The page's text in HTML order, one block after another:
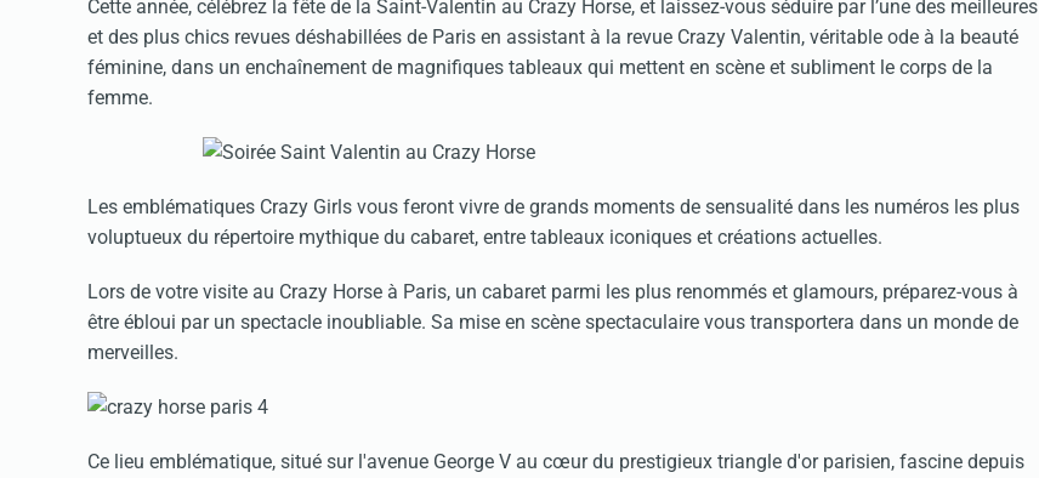
Cette année, célébrez la fête de la Saint-Valentin au Crazy Horse, et laissez-vous séduire par l’une des meilleures
et des plus chics revues déshabillées de Paris en assistant à la revue Crazy Valentin, véritable ode à la beauté
féminine, dans un enchaînement de magnifiques tableaux qui mettent en scène et subliment le corps de la
femme.
Les emblématiques Crazy Girls vous feront vivre de grands moments de sensualité dans les numéros les plus
voluptueux du répertoire mythique du cabaret, entre tableaux iconiques et créations actuelles.
Lors de votre visite au Crazy Horse à Paris, un cabaret parmi les plus renommés et glamours, préparez-vous à
être ébloui par un spectacle inoubliable. Sa mise en scène spectaculaire vous transportera dans un monde de
merveilles.
Ce lieu emblématique, situé sur l'avenue George V au cœur du prestigieux triangle d'or parisien, fascine depuis